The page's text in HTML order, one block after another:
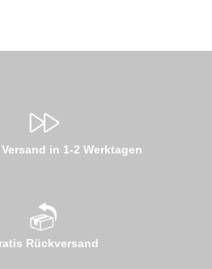
in 1-2 Werktagen
Rückversand